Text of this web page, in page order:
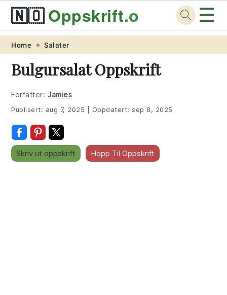
Skip
primary
navigation
Skip
main
content
Skip
primary
sidebar
Skip
footer
🇳🇴Oppskrift.org ☰
Home Salater
Bulgursalat Oppskrift
Forfatter: Jamies
Publisert: aug 7, 2025 Oppdatert:sep 8, 2025
Skriv ut oppskrift Hopp Til Oppskrift